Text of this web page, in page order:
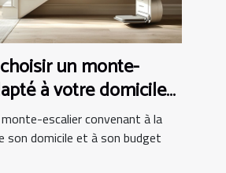
un monte-
à votre domicile
escalier convenant à la
son domicile et à son budget